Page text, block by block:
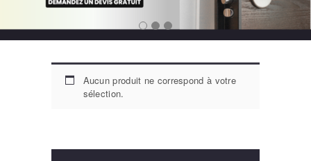
Aucun produit ne correspond à votre
sélection.